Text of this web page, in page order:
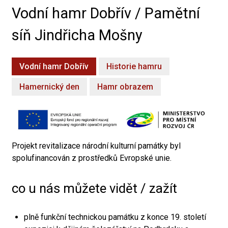
Vodní hamr Dobřív / Pamětní
síň Jindřicha Mošny
Vodní hamr Dobřív Historie hamru
Hamernický den Hamr obrazem
Projekt revitalizace národní kulturní památky byl
spolufinancován z prostředků Evropské unie.
co u nás můžete vidět / zažít
plně funkční technickou památku z konce 19. století